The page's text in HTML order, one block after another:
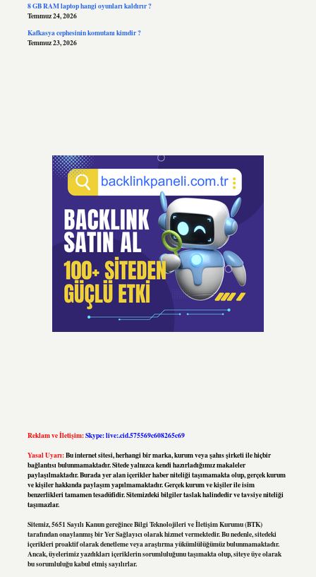
8 GB RAM laptop hangi oyunları kaldırır ?
Temmuz 24, 2026
Kafkasya cephesinin komutanı kimdir ?
Temmuz 23, 2026
Reklam ve İletişim:Skype: live:.cid.575569c608265c69
Yasal Uyarı:Bu internet sitesi, herhangi bir marka, kurum veya şahıs şirketi ile hiçbir
bağlantısı bulunmamaktadır. Sitede yalnızca kendi hazırladığımız makaleler
paylaşılmaktadır. Burada yer alan içerikler haber niteliği taşımamakta olup, gerçek kurum
ve kişiler hakkında paylaşım yapılmamaktadır. Gerçek kurum ve kişiler ile isim
benzerlikleri tamamen tesadüfidir. Sitemizdeki bilgiler taslak halindedir ve tavsiye niteliği
taşımazlar.
Sitemiz, 5651 Sayılı Kanun gereğince Bilgi Teknolojileri ve İletişim Kurumu (BTK)
tarafından onaylanmış bir Yer Sağlayıcı olarak hizmet vermektedir. Bu nedenle, sitedeki
içerikleri proaktif olarak denetleme veya araştırma yükümlülüğümüz bulunmamaktadır.
Ancak, üyelerimiz yazdıkları içeriklerin sorumluluğunu taşımakta olup, siteye üye olarak
bu sorumluluğu kabul etmiş sayılırlar.